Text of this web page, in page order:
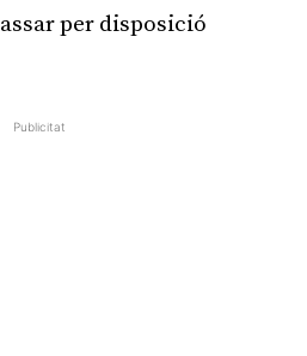
per disposició
Publicitat